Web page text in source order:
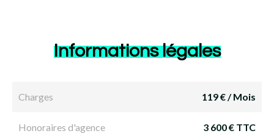
Informations légales
Charges 119 € / Mois
Honoraires d'agence 3 600 € TTC